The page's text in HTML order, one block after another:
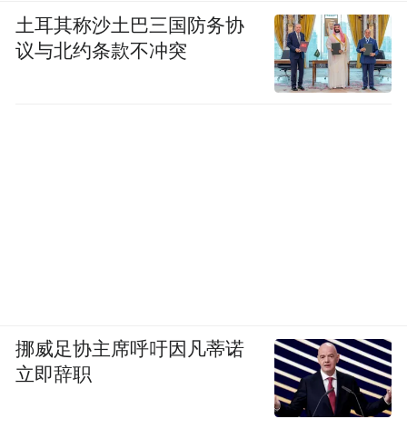
土耳其称沙土巴三国防务协
议与北约条款不冲突
挪威足协主席呼吁因凡蒂诺
立即辞职